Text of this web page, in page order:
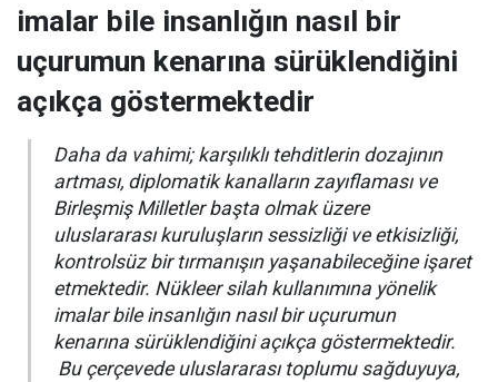
imalar bile insanlığın nasıl bir
uçurumun kenarına sürüklendiğini
açıkça göstermektedir
Daha da vahimi; karşılıklı tehditlerin dozajının
artması, diplomatik kanalların zayıflaması ve
Birleşmiş Milletler başta olmak üzere
uluslararası kuruluşların sessizliği ve etkisizliği,
kontrolsüz bir tırmanışın yaşanabileceğine işaret
etmektedir. Nükleer silah kullanımına yönelik
imalar bile insanlığın nasıl bir uçurumun
kenarına sürüklendiğini açıkça göstermektedir.
Bu çerçevede uluslararası toplumu sağduyuya,